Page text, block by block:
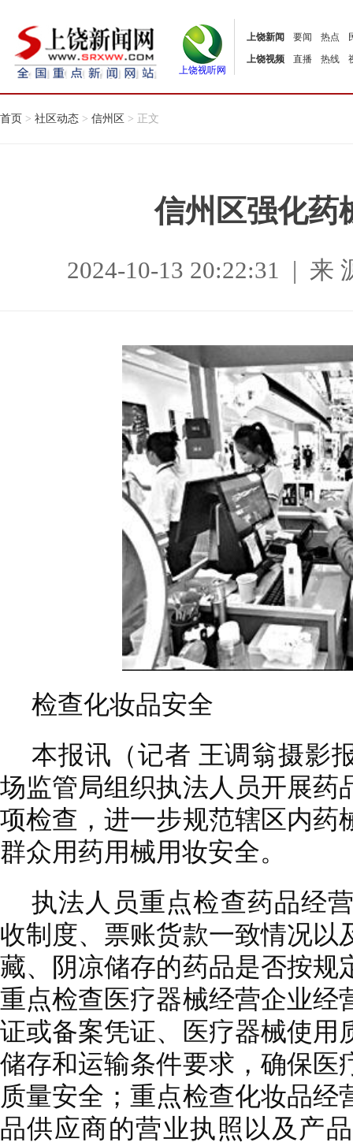
上饶视听网
上饶新闻 要闻 热点
上饶视频
直播 热线
首页 > 社区动态 > 信州区 > 正文
信州区强化药
2024-10-13 20:22:31 | 来
检查化妆品安全
本报讯（记者 王调翁摄影
场监管局组织执法人员开展药
项检查，进一步规范辖区内药
群众用药用械用妆安全。
执法人员重点检查药品经
收制度、票账货款一致情况以
藏、阴凉储存的药品是否按规
重点检查医疗器械经营企业经
证或备案凭证、医疗器械使用
储存和运输条件要求，确保医
质量安全；重点检查化妆品
品供应商的营业执照以及产